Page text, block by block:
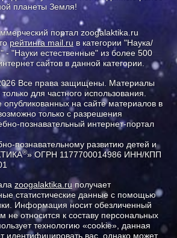
планеты Земля!
портал zoogalaktika.ru
рейтинга mail.ru в категории "Наука/
- "Науки естественные" из более 500
сайтов в данной категории.
Все права защищены. Материалы
для частного использования.
на сайте материалов в
только с разрешения
познавательный интернет-портал
познавательному развитию детей и
®» ОГРН 1177700014986 ИНН/КПП
zoogalaktika.ruполучает
статистические данные с помощью
Информация носит обезличенный
не относится к составу персональных
технологию «cookie», данная
вас, однако может